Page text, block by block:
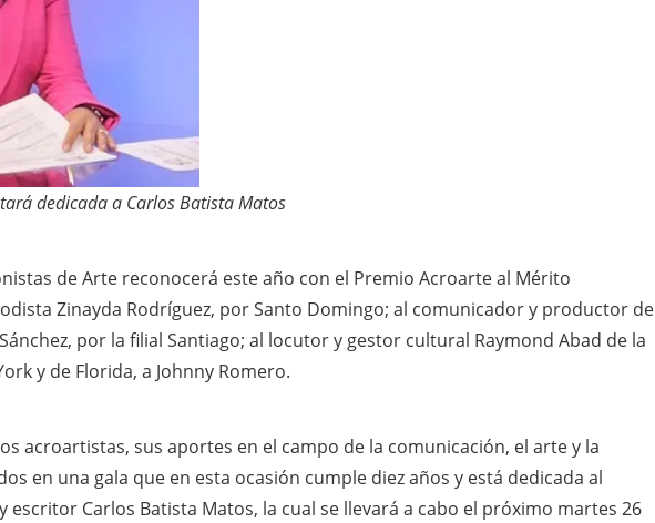
dedicada a Carlos Batista Matos
de Arte reconocerá este año con el Premio Acroarte al Mérito
Zinayda Rodríguez, por Santo Domingo; al comunicador y productor de
por la filial Santiago; al locutor y gestor cultural Raymond Abad de la
y de Florida, a Johnny Romero.
acroartistas, sus aportes en el campo de la comunicación, el arte y la
en una gala que en esta ocasión cumple diez años y está dedicada al
escritor Carlos Batista Matos, la cual se llevará a cabo el próximo martes 26